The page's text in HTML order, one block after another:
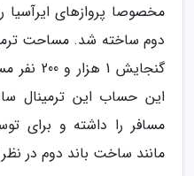
گنجایش
مسافر را داشته و برای
مانند ساخت باند دوم در